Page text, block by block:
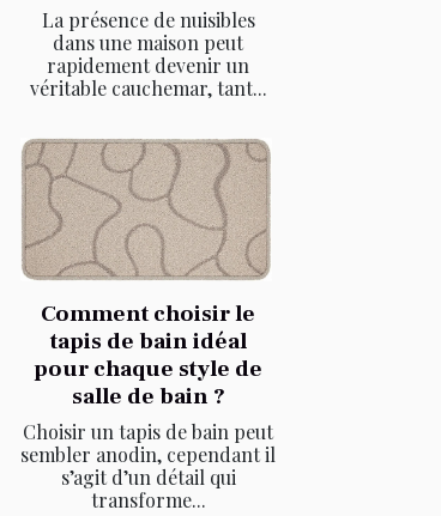
La présence de nuisibles
dans une maison peut
rapidement devenir un
véritable cauchemar, tant...
Comment choisir le
tapis de bain idéal
pour chaque style de
salle de bain ?
Choisir un tapis de bain peut
sembler anodin, cependant il
s’agit d’un détail qui
transforme...